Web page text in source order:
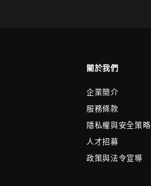
關於我們
企業簡介
服務條款
隱私權與安全策略
人才招募
政策與法令宣導